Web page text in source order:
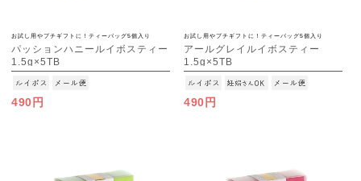
お試し用やプチギフトに！ティーバッグ5個入り
パッションハニールイボスティー
1.5g×5TB
[M便 1/15]
490円
お試し用やプチギフトに！ティーバッグ5個入り
アールグレイルイボスティー
1.5g×5TB
[M便 1/15]
490円